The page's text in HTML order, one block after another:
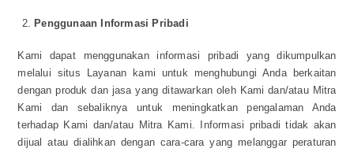
Penggunaan Informasi Pribadi
Kami dapat menggunakan informasi pribadi yang dikumpulkan
melalui situs Layanan kami untuk menghubungi Anda berkaitan
dengan produk dan jasa yang ditawarkan oleh Kami dan/atau Mitra
Kami dan sebaliknya untuk meningkatkan pengalaman Anda
terhadap Kami dan/atau Mitra Kami. Informasi pribadi tidak akan
dijual atau dialihkan dengan cara-cara yang melanggar peraturan